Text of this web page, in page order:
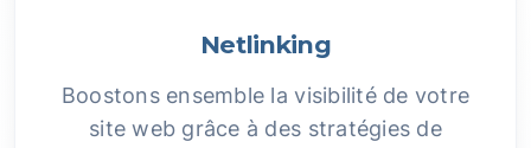
Netlinking
Boostons ensemble la visibilité de votre
site web grâce à des stratégies de